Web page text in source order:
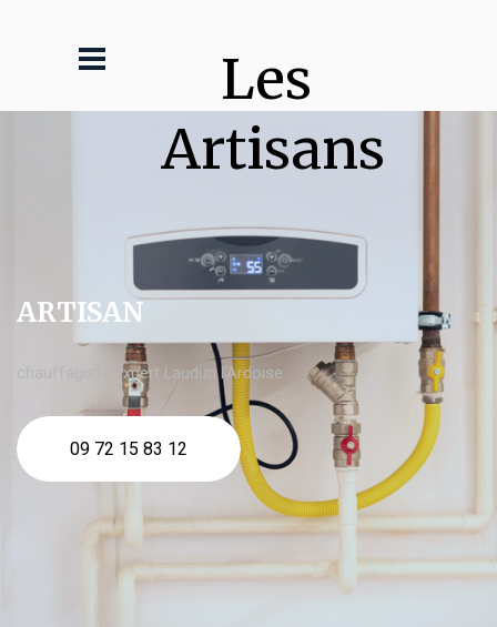
Les
Artisans
ARTISAN
chauffagiste expert Laudun l'Ardoise
09 72 15 83 12